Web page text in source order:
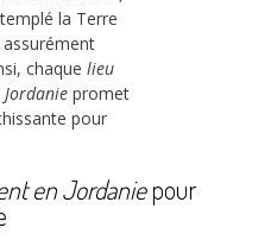
la Terre
chaque lieu
promet
pour
en Jordaniepour